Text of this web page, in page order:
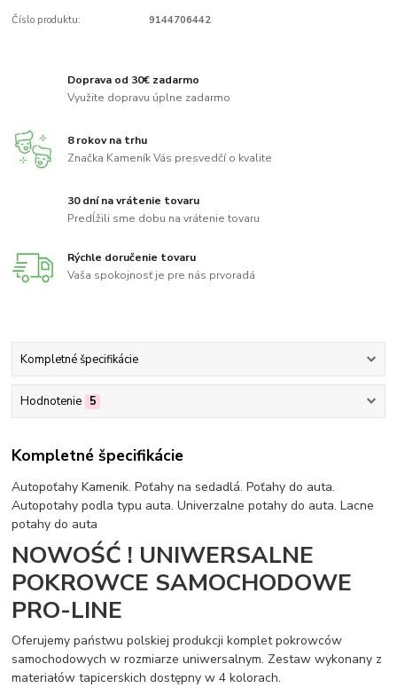
Číslo produktu: 9144706442
Doprava od 30€ zadarmo
Využite dopravu úplne zadarmo
8 rokov na trhu
Značka Kameník Vás presvedčí o kvalite
30 dní na vrátenie tovaru
Predĺžili sme dobu na vrátenie tovaru
Rýchle doručenie tovaru
Vaša spokojnosť je pre nás prvoradá
Kompletné špecifikácie
Hodnotenie 5
Kompletné špecifikácie
Autopoťahy Kamenik. Poťahy na sedadlá. Poťahy do auta.
Autopotahy podla typu auta. Univerzalne potahy do auta. Lacne
potahy do auta
NOWOŚĆ ! UNIWERSALNE
POKROWCE SAMOCHODOWE
PRO-LINE
Oferujemy państwu polskiej produkcji komplet pokrowców
samochodowych w rozmiarze uniwersalnym. Zestaw wykonany z
materiałów tapicerskich dostępny w 4 kolorach.